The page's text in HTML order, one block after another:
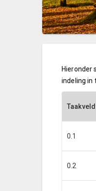
Hieronder
indeling in
Taakveld
0.1
0.2